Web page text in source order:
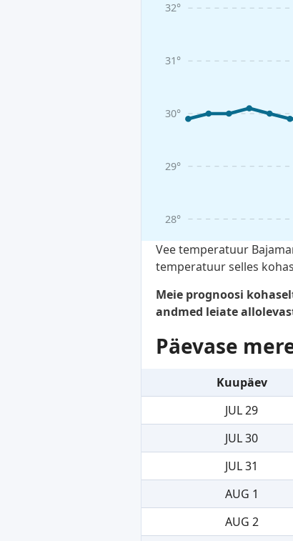
28°
29°
30°
31°
32°
Vee temperatuur
temperatuur selles
Meie prognoosi
andmed leiate
Päevase
Kuupäev
JUL 29
JUL 30
JUL 31
AUG 1
AUG 2